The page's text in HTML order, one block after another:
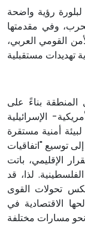
رؤية واضحة
وفي مقدمتها
القومي العربي،
بناءً على
الإسرائيلية
أمنية مستقرة
توسيع "اتفاقيات
الإقليمي، باتت
لذا، قد
تحولات القوى
الاقتصادية في